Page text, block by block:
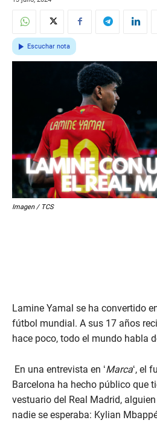
Escuchar nota
Imagen / TCS
Lamine Yamal se ha convertido
fútbol mundial. A sus 17 años
hace poco, todo el mundo habla
En una entrevista en ‘Marca‘, el
Barcelona ha hecho público que
vestuario del Real Madrid,
nadie se esperaba: Kylian